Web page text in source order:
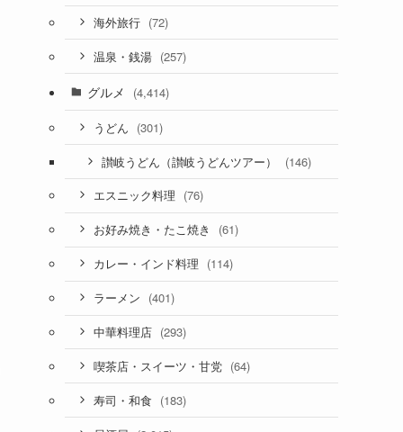
海外旅行 (72)
温泉・銭湯 (257)
グルメ (4,414)
うどん (301)
讃岐うどん（讃岐うどんツアー） (146)
エスニック料理 (76)
お好み焼き・たこ焼き (61)
カレー・インド料理 (114)
ラーメン (401)
中華料理店 (293)
喫茶店・スイーツ・甘党 (64)
寿司・和食 (183)